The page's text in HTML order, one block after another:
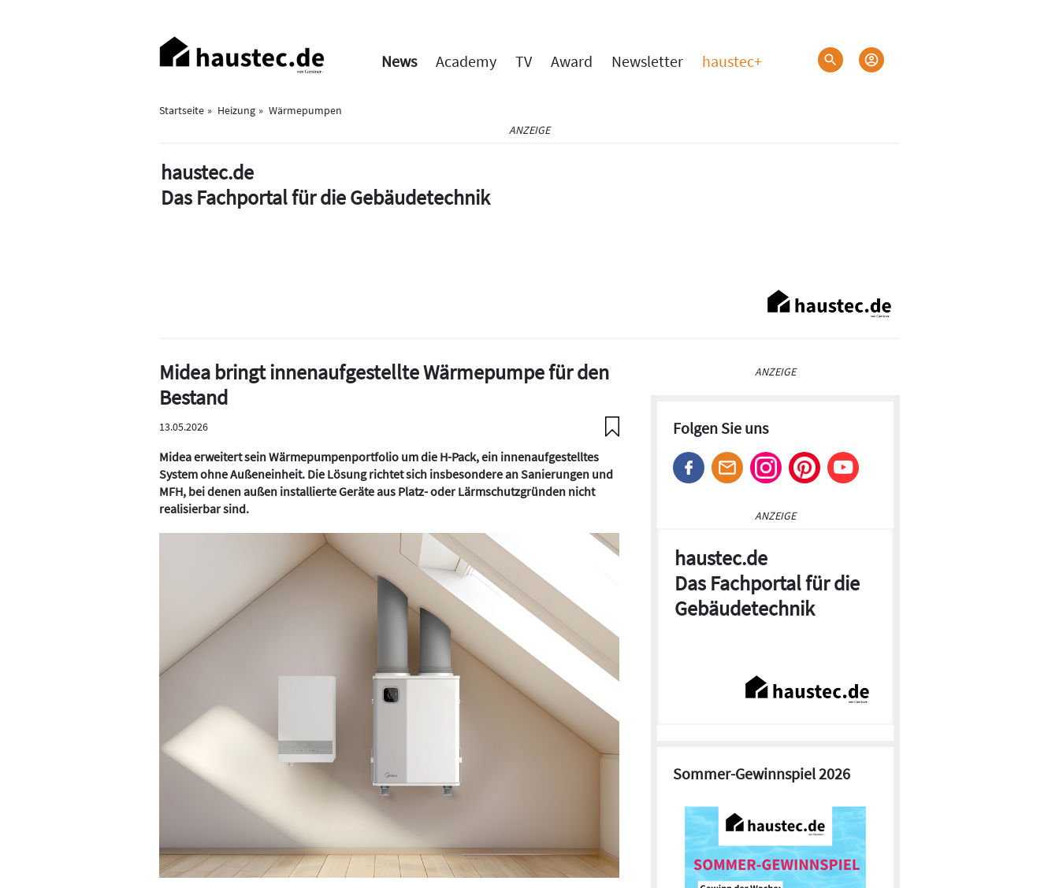
Haupt-
Navigation
News Academy TV Award Newsletter haustec+
Startseite Heizung
Wärmepumpen
ANZEIGE
haustec.de
Das Fachportal für die Gebäudetechnik
Midea bringt innenaufgestellte Wärmepumpe für den
Bestand
13.05.2026
Midea erweitert sein Wärmepumpenportfolio um die H-Pack, ein innenaufgestelltes
System ohne Außeneinheit. Die Lösung richtet sich insbesondere an Sanierungen und
MFH, bei denen außen installierte Geräte aus Platz- oder Lärmschutzgründen nicht
realisierbar sind.
ANZEIGE
Folgen Sie uns
ANZEIGE
haustec.de
Das Fachportal für die
Gebäudetechnik
Sommer-Gewinnspiel 2026